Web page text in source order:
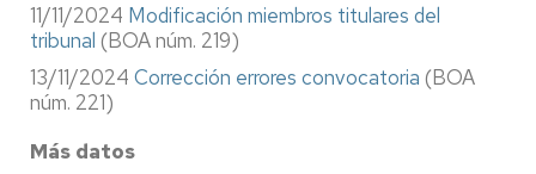
11/11/2024 Modificación miembros titulares del
tribunal (BOA núm. 219)
13/11/2024 Corrección errores convocatoria (BOA
núm. 221)
Más datos